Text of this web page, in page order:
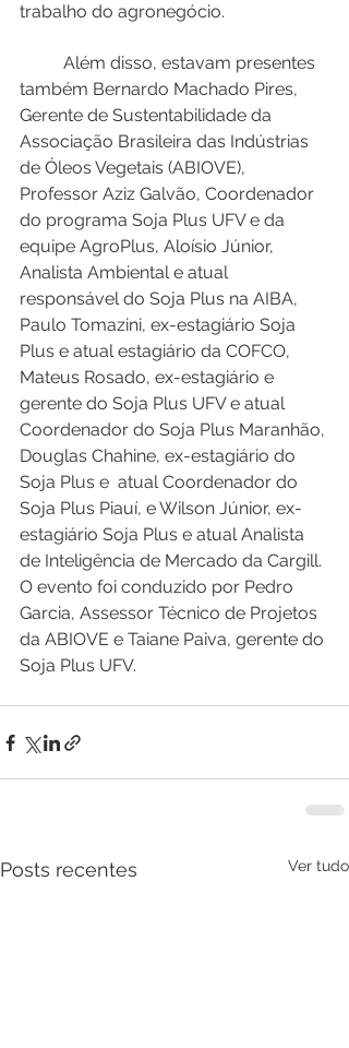
trabalho do agronegócio.
também Bernardo Machado Pires,
Gerente de Sustentabilidade da
Associação Brasileira das Indústrias
de Óleos Vegetais (ABIOVE),
Professor Aziz Galvão, Coordenador
do programa Soja Plus UFV e da
equipe AgroPlus, Aloísio Júnior,
Analista Ambiental e atual
responsável do Soja Plus na AIBA,
Paulo Tomazini, ex-estagiário Soja
Plus e atual estagiário da COFCO,
Mateus Rosado, ex-estagiário e
gerente do Soja Plus UFV e atual
Coordenador do Soja Plus Maranhão,
Douglas Chahine, ex-estagiário do
Soja Plus e  atual Coordenador do
Soja Plus Piauí, e Wilson Júnior, ex-
estagiário Soja Plus e atual Analista
de Inteligência de Mercado da Cargill.
O evento foi conduzido por Pedro
Garcia, Assessor Técnico de Projetos
da ABIOVE e Taiane Paiva, gerente do
Soja Plus UFV.
Posts recentes Ver tudo